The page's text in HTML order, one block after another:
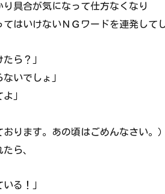
具合が気になって仕方なくなり
はいけないＮＧワードを連発して
ら？」
ないでしょ」
」
おります。あの頃はごめんなさい。）
ら、
る！」